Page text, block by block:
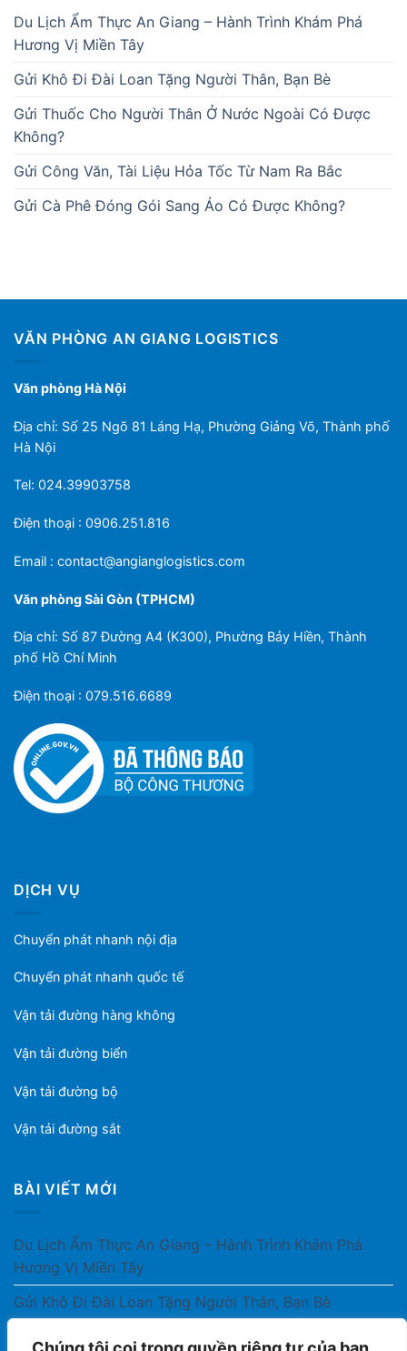
Du Lịch Ẩm Thực An Giang – Hành Trình Khám Phá
Hương Vị Miền Tây
Gửi Khô Đi Đài Loan Tặng Người Thân, Bạn Bè
Gửi Thuốc Cho Người Thân Ở Nước Ngoài Có Được
Không?
Gửi Công Văn, Tài Liệu Hỏa Tốc Từ Nam Ra Bắc
Gửi Cà Phê Đóng Gói Sang Áo Có Được Không?
VĂN PHÒNG AN GIANG LOGISTICS
Văn phòng Hà Nội
Địa chỉ: Số 25 Ngõ 81 Láng Hạ, Phường Giảng Võ, Thành phố
Hà Nội
Tel: 024.39903758
Điện thoại : 0906.251.816
Email : contact@angianglogistics.com
Văn phòng Sài Gòn (TPHCM)
Địa chỉ: Số 87 Đường A4 (K300), Phường Bảy Hiền, Thành
phố Hồ Chí Minh
Điện thoại : 079.516.6689
DỊCH VỤ
Chuyển phát nhanh nội địa
Chuyển phát nhanh quốc tế
Vận tải đường hàng không
Vận tải đường biển
Vận tải đường bộ
Vận tải đường sắt
BÀI VIẾT MỚI
Du Lịch Ẩm Thực An Giang – Hành Trình Khám Phá
Hương Vị Miền Tây
Gửi Khô Đi Đài Loan Tặng Người Thân, Bạn Bè
Gửi Thuốc Cho Người Thân Ở Nước Ngoài Có Được